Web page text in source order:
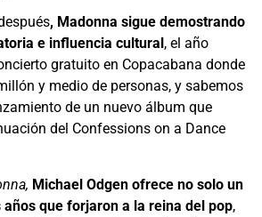
, Madonna sigue demostrando
e influencia cultural , el año
gratuito en Copacabana donde
y medio de personas, y sabemos
de un nuevo álbum que
del Confessions on a Dance
Michael Odgen ofrece no solo un
que forjaron a la reina del pop,